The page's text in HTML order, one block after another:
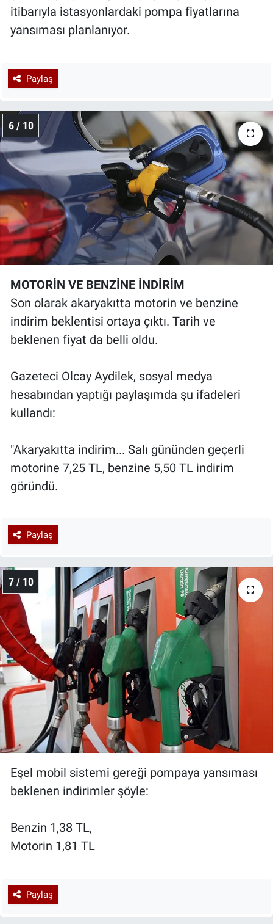
itibarıyla istasyonlardaki pompa fiyatlarına
yansıması planlanıyor.
Paylaş
6 / 10
MOTORİN VE BENZİNE İNDİRİM
Son olarak akaryakıtta motorin ve benzine
indirim beklentisi ortaya çıktı. Tarih ve
beklenen fiyat da belli oldu.
Gazeteci Olcay Aydilek, sosyal medya
hesabından yaptığı paylaşımda şu ifadeleri
kullandı:
"Akaryakıtta indirim... Salı gününden geçerli
motorine 7,25 TL, benzine 5,50 TL indirim
göründü.
Paylaş
7 / 10
Eşel mobil sistemi gereği pompaya yansıması
beklenen indirimler şöyle:
Benzin 1,38 TL,
Motorin 1,81 TL
Paylaş